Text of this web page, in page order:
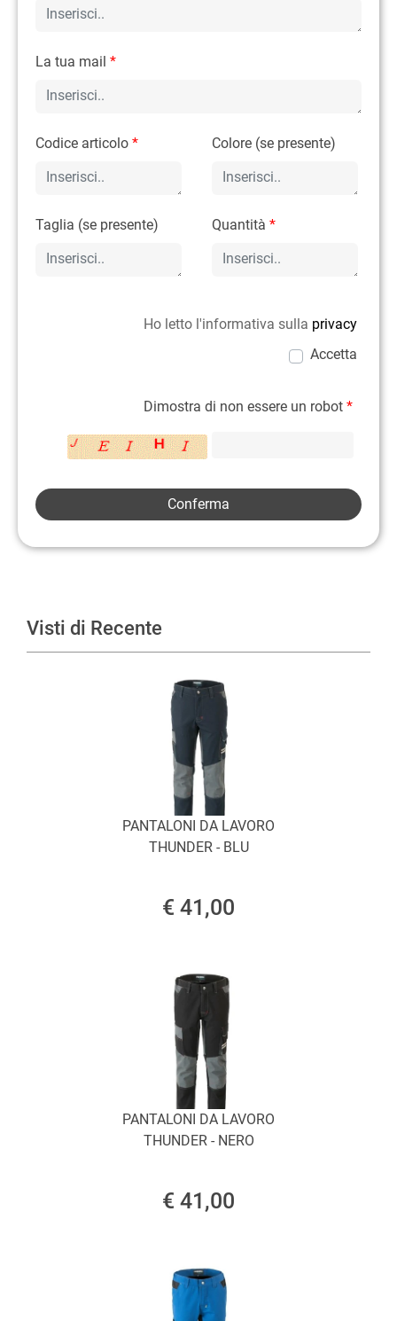
La tua mail *
Codice articolo * Colore (se presente)
Taglia (se presente) Quantità*
Ho letto l'informativa sulla privacy
Accetta
Dimostra di non essere un robot *
Visti di Recente
PANTALONI DA LAVORO
THUNDER - BLU
€ 41,00
PANTALONI DA LAVORO
THUNDER - NERO
€ 41,00